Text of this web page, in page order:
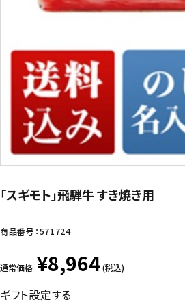
「スギモト」飛騨牛 すき焼き用
商品番号：571724
通常価格 ¥8,964 (税込)
ギフト設定する